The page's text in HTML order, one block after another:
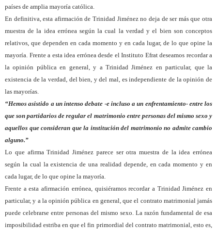
países de amplia mayoría católica.
En definitiva, esta afirmación de Trinidad Jiménez no deja de ser más que otra
muestra de la idea errónea según la cual la verdad y el bien son conceptos
relativos, que dependen en cada momento y en cada lugar, de lo que opine la
mayoría. Frente a esta idea errónea desde el Instituto Efrat deseamos recordar a
la opinión pública en general, y a Trinidad Jiménez en particular, que la
existencia de la verdad, del bien, y del mal, es independiente de la opinión de
las mayorías.
“Hemos asistido a un intenso debate -e incluso a un enfrentamiento- entre los
que son partidarios de regular el matrimonio entre personas del mismo sexo y
aquellos que consideran que la institución del matrimonio no admite cambio
alguno.”
Lo que afirma Trinidad Jiménez parece ser otra muestra de la idea errónea
según la cual la existencia de una realidad depende, en cada momento y en
cada lugar, de lo que opine la mayoría.
Frente a esta afirmación errónea, quisiéramos recordar a Trinidad Jiménez en
particular, y a la opinión pública en general, que el contrato matrimonial jamás
puede celebrarse entre personas del mismo sexo. La razón fundamental de esa
imposibilidad estriba en que el fin primordial del contrato matrimonial, esto es,